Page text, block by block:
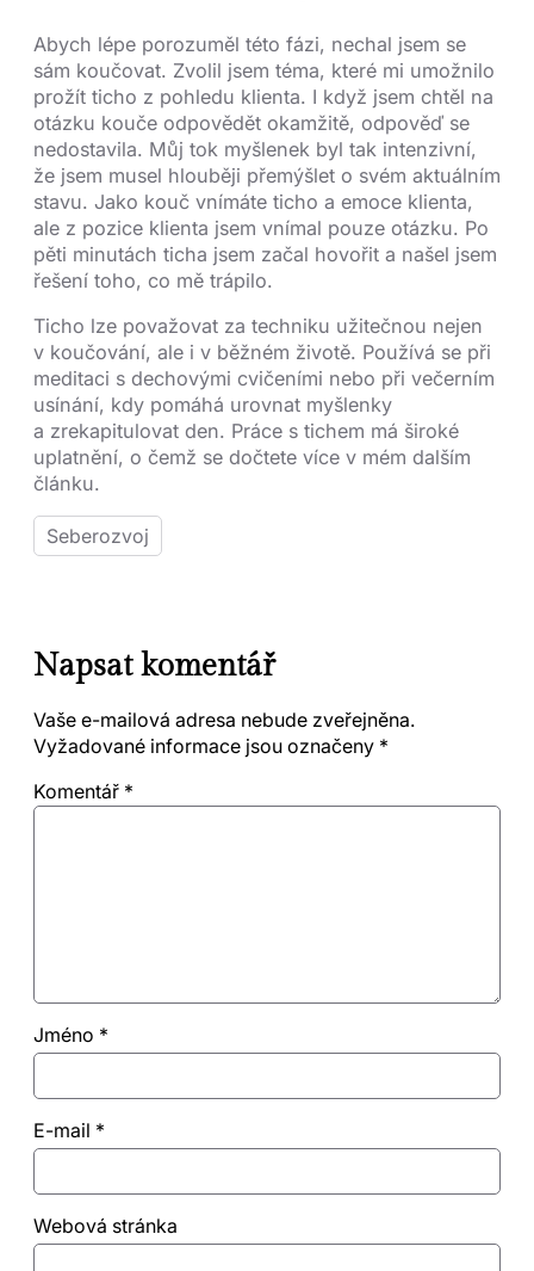
Abych lépe porozuměl této fázi, nechal jsem se
sám koučovat. Zvolil jsem téma, které mi umožnilo
prožít ticho z pohledu klienta. I když jsem chtěl na
otázku kouče odpovědět okamžitě, odpověď se
nedostavila. Můj tok myšlenek byl tak intenzivní,
že jsem musel hlouběji přemýšlet o svém aktuálním
stavu. Jako kouč vnímáte ticho a emoce klienta,
ale z pozice klienta jsem vnímal pouze otázku. Po
pěti minutách ticha jsem začal hovořit a našel jsem
řešení toho, co mě trápilo.
Ticho lze považovat za techniku užitečnou nejen
v koučování, ale i v běžném životě. Používá se při
meditaci s dechovými cvičeními nebo při večerním
usínání, kdy pomáhá urovnat myšlenky
a zrekapitulovat den. Práce s tichem má široké
uplatnění, o čemž se dočtete více v mém dalším
článku.
Seberozvoj
Napsat komentář
Vaše e-mailová adresa nebude zveřejněna.
Vyžadované informace jsou označeny *
Komentář *
Jméno *
E-mail *
Webová stránka